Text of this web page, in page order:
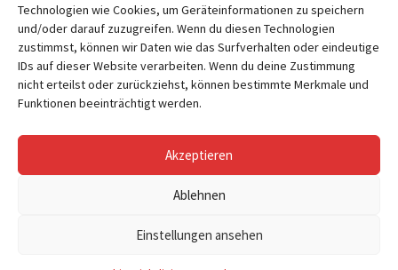
Technologien wie Cookies, um Geräteinformationen zu speichern
und/oder darauf zuzugreifen. Wenn du diesen Technologien
zustimmst, können wir Daten wie das Surfverhalten oder eindeutige
IDs auf dieser Website verarbeiten. Wenn du deine Zustimmung
nicht erteilst oder zurückziehst, können bestimmte Merkmale und
Funktionen beeinträchtigt werden.
Akzeptieren
Ablehnen
Einstellungen ansehen
Folge uns
Facebook